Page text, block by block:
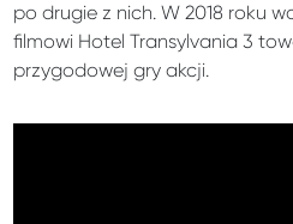
po drugie z nich. W 2018 roku
filmowi Hotel Transylvania 3
przygodowej gry akcji.